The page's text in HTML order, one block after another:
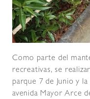
Como parte del
recreativas, se
parque 7 de Junio y
avenida Mayor Arce